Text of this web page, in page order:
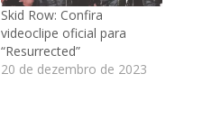
Skid Row: Confira
videoclipe oficial para
“Resurrected”
20 de dezembro de 2023